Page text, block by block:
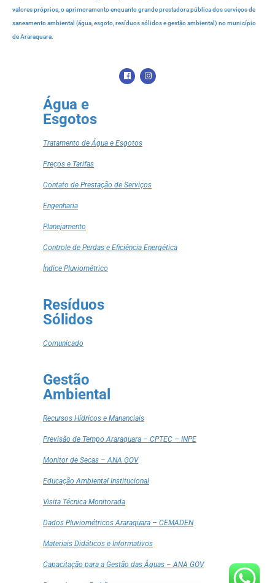
valores próprios, o aprimoramento enquanto grande prestadora pública dos serviços de
saneamento ambiental (água, esgoto, resíduos sólidos e gestão ambiental) no município
de Araraquara.
Água e
Esgotos
Tratamento de Água e Esgotos
Preços e Tarifas
Contato de Prestação de Serviços
Engenharia
Planejamento
Controle de Perdas e Eficiência Energética
Índice Pluviométrico
Resíduos
Sólidos
Comunicado
Gestão
Ambiental
Recursos Hídricos e Mananciais
Previsão de Tempo Araraquara – CPTEC – INPE
Monitor de Secas – ANA GOV
Educação Ambiental Institucional
Visita Técnica Monitorada
Dados Pluviométricos Araraquara – CEMADEN
Materiais Didáticos e Informativos
Capacitação para a Gestão das Águas – ANA GOV